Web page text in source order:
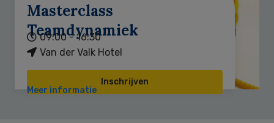
Masterclass
Teamdynamiek
09:00 - 16:30
Van der Valk Hotel
Inschrijven
Meer informatie